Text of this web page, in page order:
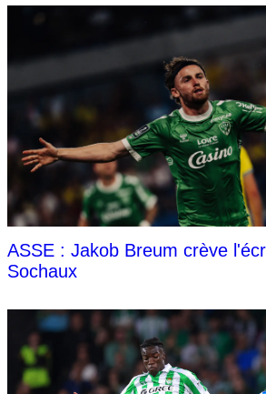
ASSE : Jakob Breum crève
Sochaux